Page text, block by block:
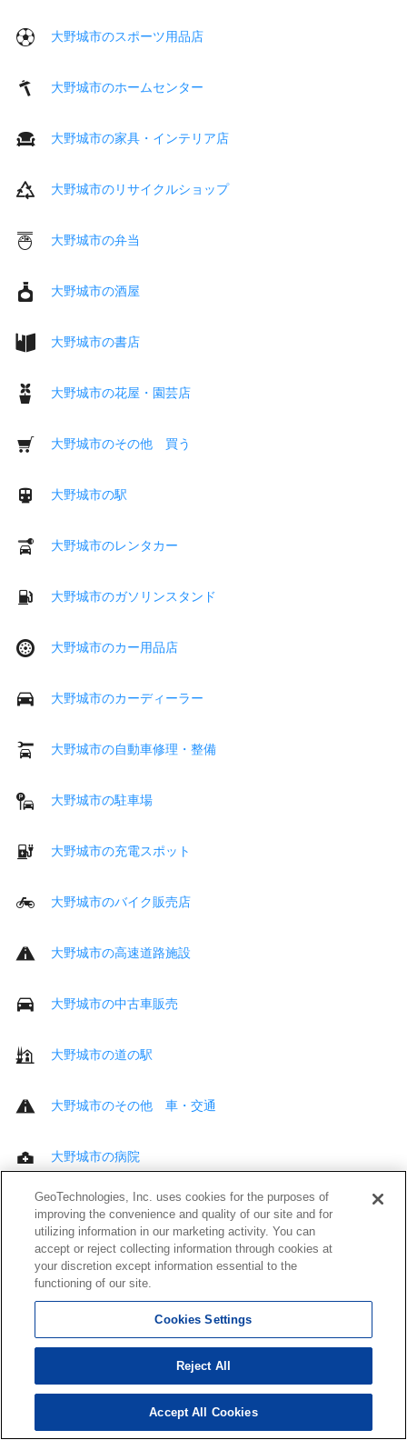
大野城市のスポーツ用品店
大野城市のホームセンター
大野城市の家具・インテリア店
大野城市のリサイクルショップ
大野城市の弁当
大野城市の酒屋
大野城市の書店
大野城市の花屋・園芸店
大野城市のその他 買う
大野城市の駅
大野城市のレンタカー
大野城市のガソリンスタンド
大野城市のカー用品店
大野城市のカーディーラー
大野城市の自動車修理・整備
大野城市の駐車場
大野城市の充電スポット
大野城市のバイク販売店
大野城市の高速道路施設
大野城市の中古車販売
大野城市の道の駅
大野城市のその他 車・交通
大野城市の病院
大野城市の歯科
大野城市の接骨・鍼灸院
大野城市のその他 医療・福祉
大野城市のトイレ
GeoTechnologies, Inc. uses cookies for the purposes of
improving the convenience and quality of our site and for
utilizing information in our marketing activity. You can
accept or reject collecting information through cookies at
your discretion except information essential to the
functioning of our site.
Cookies Settings
Reject All
Accept All Cookies